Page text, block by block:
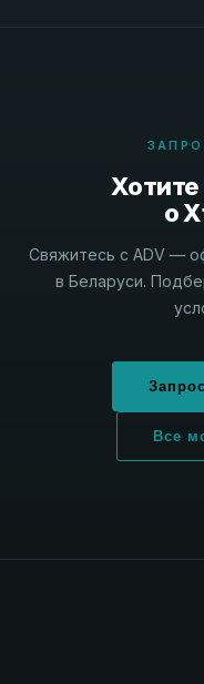
о
Свяжитесь с ADV —
в Беларуси.
Все